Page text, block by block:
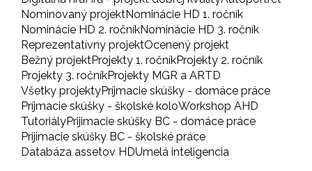
Nominovaný projektNominácie HD 1. ročník
Nominácie HD 2. ročníkNominácie HD 3. ročník
Reprezentatívny projektOcenený projekt
Bežný projektProjekty 1. ročníkProjekty 2. ročník
Projekty 3. ročníkProjekty MGR a ARTD
Všetky projektyPríjmacie skúšky - domáce práce
Príjmacie skúšky - školské koloWorkshop AHD
TutoriályPrijimacie skúšky BC - domáce práce
Prijimacie skúšky BC - školské práce
Databáza assetov HDUmelá inteligencia